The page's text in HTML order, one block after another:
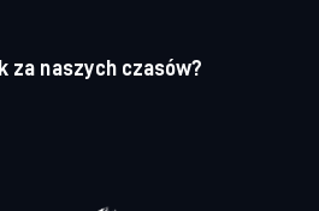
za naszych czasów?